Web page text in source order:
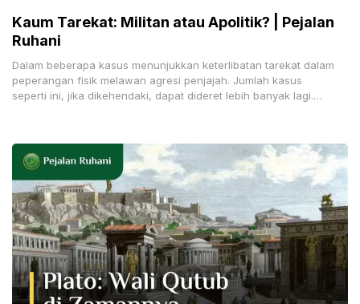
Kaum Tarekat: Militan atau Apolitik? | Pejalan
Ruhani
Dalam beberapa kasus menunjukkan keterlibatan tarekat dalam
peperangan fisik melawan agresi penjajah. Jumlah kasus
seperti ini, jika dikehendaki, dapat dideret lebih banyak lagi.